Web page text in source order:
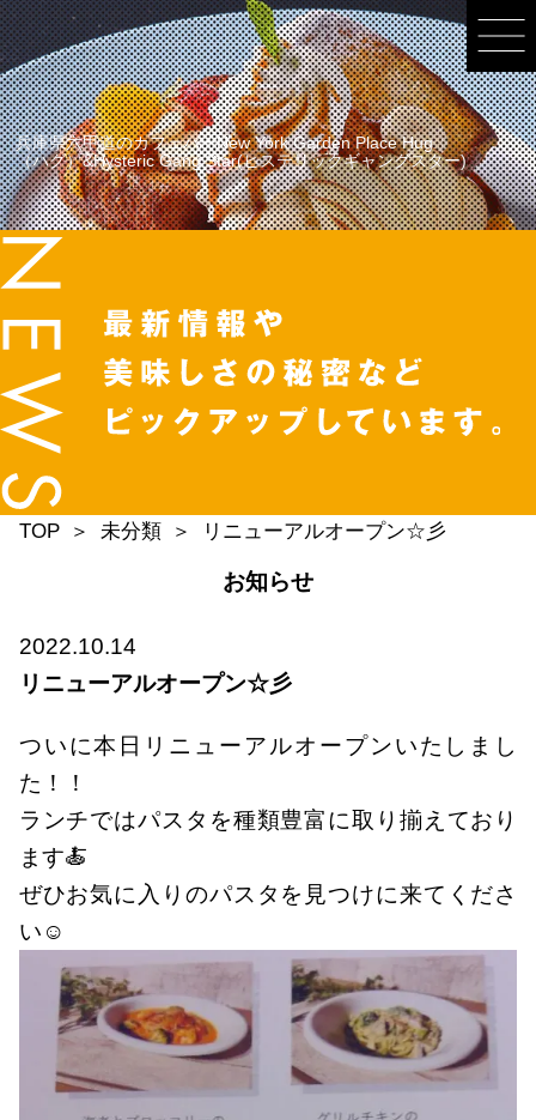
兵庫県六甲道のカフェバーNew York Garden Place Hug
（ハグ）&Hysteric Gang Star(ヒステリックギャングスター)
TOP 未分類 リニューアルオープン☆彡
お知らせ
2022.10.14
リニューアルオープン☆彡
ついに本日リニューアルオープンいたしまし
た！！
ランチではパスタを種類豊富に取り揃えており
ます🍝
ぜひお気に入りのパスタを見つけに来てくださ
い☺